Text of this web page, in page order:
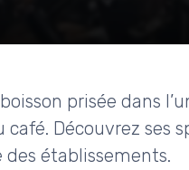
prisée dans
café. Découvrez ses
établissements.